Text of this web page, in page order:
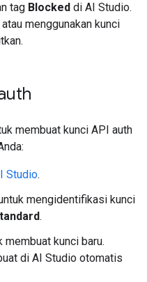
tag Blocked di AI Studio.
menggunakan kunci
membuat kunci API auth
Studio.
mengidentifikasi kunci
.
membuat kunci baru.
di AI Studio otomatis